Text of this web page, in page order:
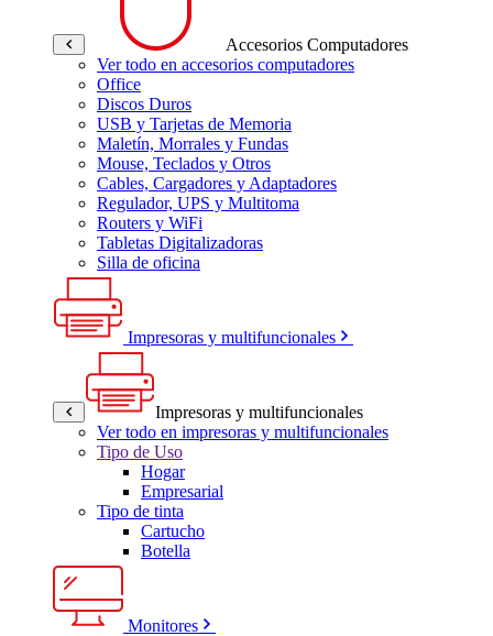
Accesorios Computadores
Ver todo en accesorios computadores
Office
Discos Duros
USB y Tarjetas de Memoria
Maletín, Morrales y Fundas
Mouse, Teclados y Otros
Cables, Cargadores y Adaptadores
Regulador, UPS y Multitoma
Routers y WiFi
Tabletas Digitalizadoras
Silla de oficina
Impresoras y multifuncionales
Impresoras y multifuncionales
Ver todo en impresoras y multifuncionales
Tipo de Uso
Hogar
Empresarial
Tipo de tinta
Cartucho
Botella
Monitores